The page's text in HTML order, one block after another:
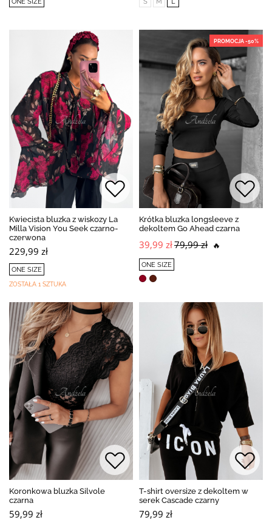
ONE SIZE S M L
Kwiecista bluzka z wiskozy La
Milla Vision You Seek czarno-
czerwona
229,99 zł
ONE SIZE
ZOSTAŁA 1 SZTUKA
PROMOCJA -50%
Krótka bluzka longsleeve z
dekoltem Go Ahead czarna
39,99 zł79,99 zł 🔥
ONE SIZE
Koronkowa bluzka Silvole
czarna
59,99 zł
T-shirt oversize z dekoltem w
serek Cascade czarny
79,99 zł